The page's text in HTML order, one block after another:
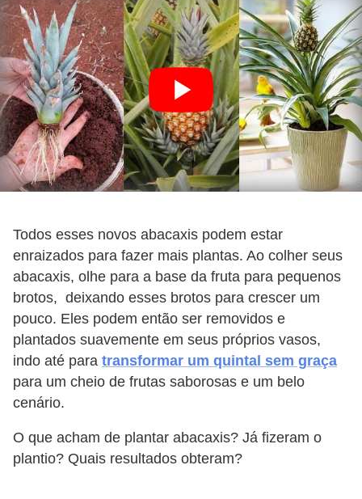
Todos esses novos abacaxis podem estar
enraizados para fazer mais plantas. Ao colher seus
abacaxis, olhe para a base da fruta para pequenos
brotos, deixando esses brotos para crescer um
pouco. Eles podem então ser removidos e
plantados suavemente em seus próprios vasos,
indo até para transformar um quintal sem graça
para um cheio de frutas saborosas e um belo
cenário.
O que acham de plantar abacaxis? Já fizeram o
plantio? Quais resultados obteram?